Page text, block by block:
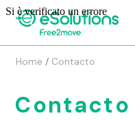
Home / Contacto
Contacto